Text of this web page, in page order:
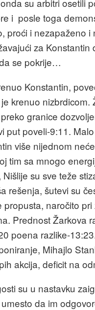
su arbitri osetili
i posle toga
proći i nezapaženo
za
se pokrije…
Konstantin,
krenuo
granice
put poveli-9:11.
više nijednom
tim sa mnogo
Nišlije su sve teže
rešenja, šutevi su
propusta, naročito
Prednost Žarkova
poena razlike-
Mihajlo
akcija, deficit na
su u nastavku
da im